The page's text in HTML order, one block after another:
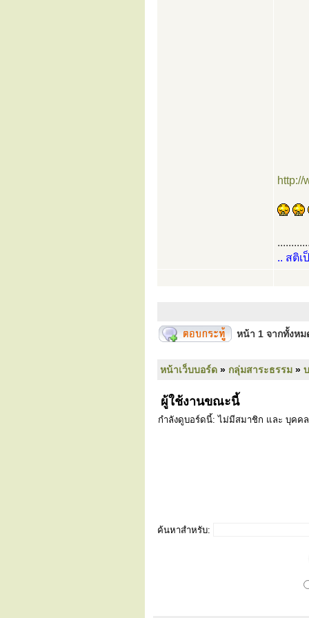
http://
.. สติ
หน้า 1 จากทั้งห
หน้าเว็บบอร์ด » กลุ่มสาระธรรม »
ผู้ใช้งานขณะนี้
กำลังดูบอร์ดนี้: ไม่มีสมาชิก และ บุคค
ค้นหาสำหรับ: